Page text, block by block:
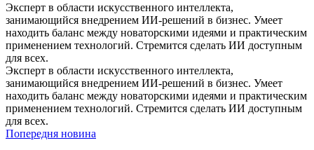
Эксперт в области искусственного интеллекта,
занимающийся внедрением ИИ-решений в бизнес. Умеет
находить баланс между новаторскими идеями и практическим
применением технологий. Стремится сделать ИИ доступным
для всех.
Эксперт в области искусственного интеллекта,
занимающийся внедрением ИИ-решений в бизнес. Умеет
находить баланс между новаторскими идеями и практическим
применением технологий. Стремится сделать ИИ доступным
для всех.
Попередня новина